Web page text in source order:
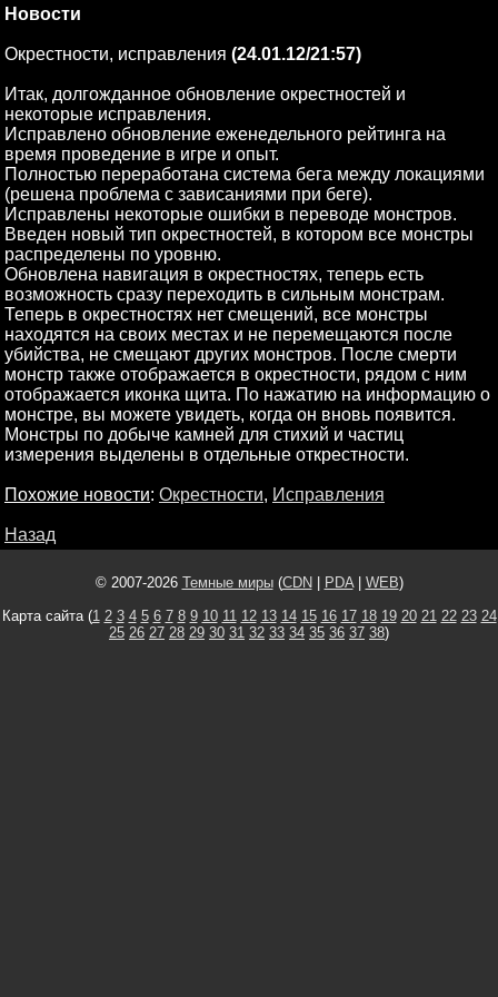
Новости
Окрестности, исправления (24.01.12/21:57)
Итак, долгожданное обновление окрестностей и
некоторые исправления.
Исправлено обновление еженедельного рейтинга на
время проведение в игре и опыт.
Полностью переработана система бега между локациями
(решена проблема с зависаниями при беге).
Исправлены некоторые ошибки в переводе монстров.
Введен новый тип окрестностей, в котором все монстры
распределены по уровню.
Обновлена навигация в окрестностях, теперь есть
возможность сразу переходить в сильным монстрам.
Теперь в окрестностях нет смещений, все монстры
находятся на своих местах и не перемещаются после
убийства, не смещают других монстров. После смерти
монстр также отображается в окрестности, рядом с ним
отображается иконка щита. По нажатию на информацию о
монстре, вы можете увидеть, когда он вновь появится.
Монстры по добыче камней для стихий и частиц
измерения выделены в отдельные открестности.
Похожие новости: Окрестности, Исправления
Назад
© 2007-2026 Темные миры(CDN PDA| WEB)
Карта сайта (1 2 3 4 5 6 7 8 9 10 11 12 13 14 15 16 17 18 19 20 21 22 23 24
25 26 27 28 29 30 31 32 33 34 35 36 37 38)